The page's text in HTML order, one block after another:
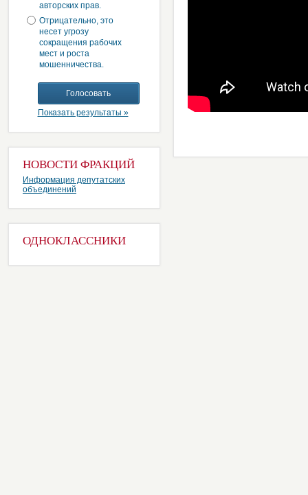
авторских прав.
Отрицательно, это
несет угрозу
сокращения рабочих
мест и роста
мошенничества.
Показать результаты »
НОВОСТИ ФРАКЦИЙ
Информация депутатских
объединений
ОДНОКЛАССНИКИ